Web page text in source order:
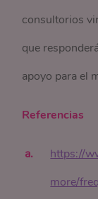
consultorios
que
apoyo para el
Referencias
https://
more/